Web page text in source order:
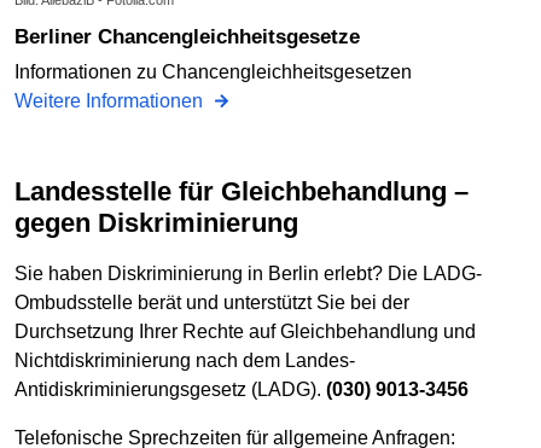
Berliner Chancengleichheitsgesetze
Informationen zu Chancengleichheitsgesetzen
Weitere Informationen
Landesstelle für Gleichbehandlung –
gegen Diskriminierung
Sie haben Diskriminierung in Berlin erlebt? Die LADG-
Ombudsstelle berät und unterstützt Sie bei der
Durchsetzung Ihrer Rechte auf Gleichbehandlung und
Nichtdiskriminierung nach dem Landes-
Antidiskriminierungsgesetz (LADG). (030) 9013-3456
Telefonische Sprechzeiten für allgemeine Anfragen: